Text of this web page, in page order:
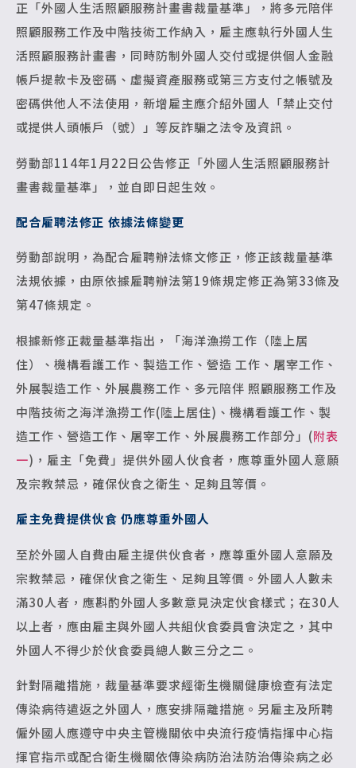
正「外國人生活照顧服務計畫書裁量基準」，將多元陪伴
照顧服務工作及中階技術工作納入，雇主應執行外國人生
活照顧服務計畫書，同時防制外國人交付或提供個人金融
帳戶提款卡及密碼、虛擬資產服務或第三方支付之帳號及
密碼供他人不法使用，新增雇主應介紹外國人「禁止交付
或提供人頭帳戶（號）」等反詐騙之法令及資訊。
勞動部114年1月22日公告修正「外國人生活照顧服務計
畫書裁量基準」，並自即日起生效。
配合雇聘法修正 依據法條變更
勞動部說明，為配合雇聘辦法條文修正，修正該裁量基準
法規依據，由原依據雇聘辦法第19條規定修正為第33條及
第47條規定。
根據新修正裁量基準指出，「海洋漁撈工作（陸上居
住）、機構看護工作、製造工作、營造 工作、屠宰工作、
外展製造工作、外展農務工作、多元陪伴 照顧服務工作及
中階技術之海洋漁撈工作(陸上居住)、機構看護工作、製
造工作、營造工作、屠宰工作、外展農務工作部分」(附表
一)，雇主「免費」提供外國人伙食者，應尊重外國人意願
及宗教禁忌，確保伙食之衛生、足夠且等價。
雇主免費提供伙食 仍應尊重外國人
至於外國人自費由雇主提供伙食者，應尊重外國人意願及
宗教禁忌，確保伙食之衛生、足夠且等價。外國人人數未
滿30人者，應斟酌外國人多數意見決定伙食樣式；在30人
以上者，應由雇主與外國人共組伙食委員會決定之，其中
外國人不得少於伙食委員總人數三分之二。
針對隔離措施，裁量基準要求經衛生機關健康檢查有法定
傳染病待遣返之外國人，應安排隔離措施。另雇主及所聘
僱外國人應遵守中央主管機關依中央流行疫情指揮中心指
揮官指示或配合衛生機關依傳染病防治法防治傳染病之必